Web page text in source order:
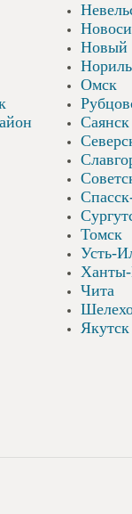
Новый
Омск
Саянск
Томск
Усть-
Чита
Якутск